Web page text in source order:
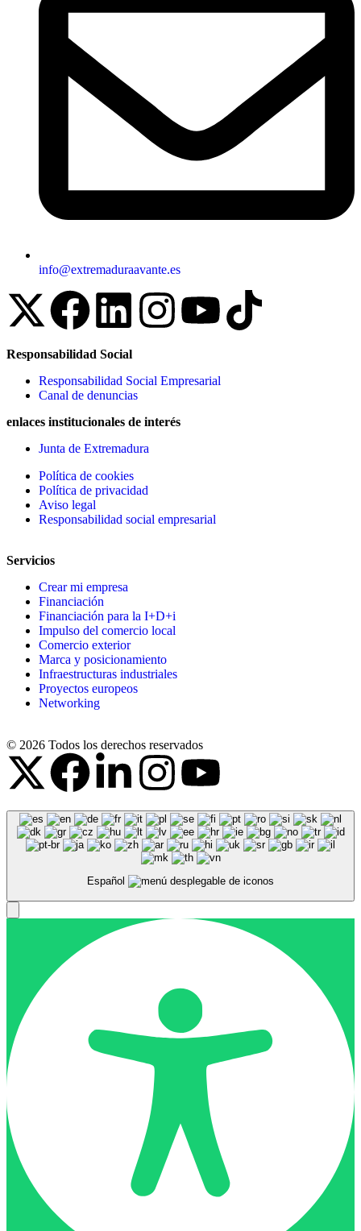
info@extremaduraavante.es
Responsabilidad Social
Responsabilidad Social Empresarial
Canal de denuncias
enlaces institucionales de interés
Junta de Extremadura
Política de cookies
Política de privacidad
Aviso legal
Responsabilidad social empresarial
Servicios
Crear mi empresa
Financiación
Financiación para la I+D+i
Impulso del comercio local
Comercio exterior
Marca y posicionamiento
Infraestructuras industriales
Proyectos europeos
Networking
© 2026 Todos los derechos reservados
Español